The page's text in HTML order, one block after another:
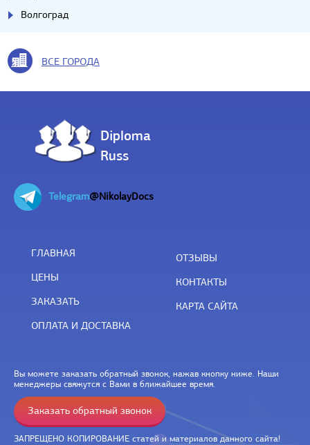
Волгоград
ВСЕ ГОРОДА
Diploma
Russ
Telegram@NikolayDocs
ГЛАВНАЯ
ЦЕНЫ
ЗАКАЗАТЬ
ОПЛАТА И ДОСТАВКА
ОТЗЫВЫ
КОНТАКТЫ
КАРТА САЙТА
Вы можете заказать обратный звонок, нажав кнопку ниже. Наши
менеджеры свяжутся с Вами в ближайшее время.
Заказать обратный звонок
ЗАПРЕЩЕНО КОПИРОВАНИЕ статей и материалов данного сайта!